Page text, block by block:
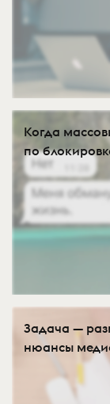
Когда
по
Задача —
нюансы